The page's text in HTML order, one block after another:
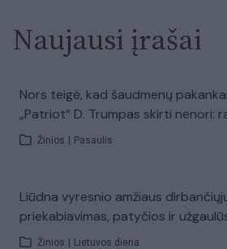
Naujausi įrašai
Nors teigė, kad šaudmenų
„Patriot“ D. Trumpas skirti nenori:
Žinios Pasaulis
Liūdna vyresnio amžiaus
priekabiavimas, patyčios ir
Žinios Lietuvos diena